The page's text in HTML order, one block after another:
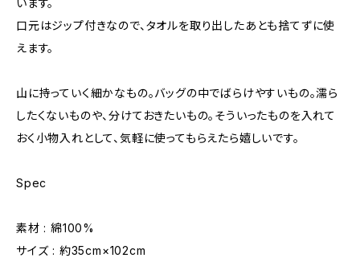
います。
口元はジップ付きなので、タオルを取り出したあとも捨てずに使
えます。
山に持っていく細かなもの。バッグの中でばらけやすいもの。濡ら
したくないものや、分けておきたいもの。そういったものを入れて
おく小物入れとして、気軽に使ってもらえたら嬉しいです。
Spec
素材 : 綿100%
サイズ : 約35cm×102cm